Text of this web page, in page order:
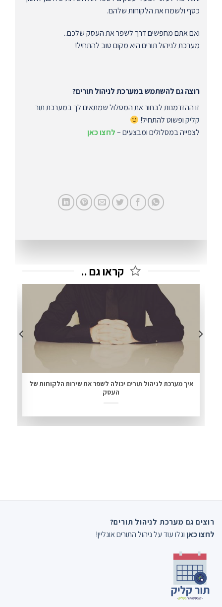
כסף ולשמח את הלקוחות שלהם.
ואם אתם מחפשים דרך לשפר את העסק שלכם..
מערכת לניהול תורים היא מקום טוב להתחיל!
רוצה גם להשתמש במערכת לניהול תורים?
זו ההזדמנות לבחור את המסלול שמתאים לך במערכתתור
קליקופשוט להתחיל!
לצפייה במסלולים ומבצעים –לחצו כאן
קראו גם ..
איך מערכת לניהול תורים יכולה לשפר את שירות הלקוחות של
העסק
רוצים גם מערכת לניהול תורים?
לחצו כאןוגלו עוד על ניהול התורים אונליין!